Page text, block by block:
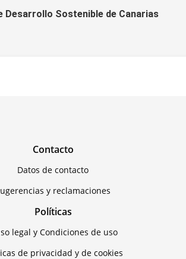
Desarrollo Sostenible de Canarias
Contacto
Datos de contacto
y reclamaciones
Políticas
legal y Condiciones de uso
de privacidad y de cookies